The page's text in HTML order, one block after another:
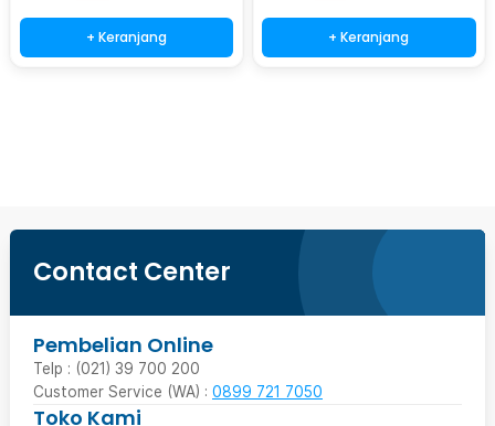
+ Keranjang + Keranjang
Contact Center
Pembelian Online
Telp : (021) 39 700 200
Customer Service (WA) : 0899 721 7050
Toko Kami